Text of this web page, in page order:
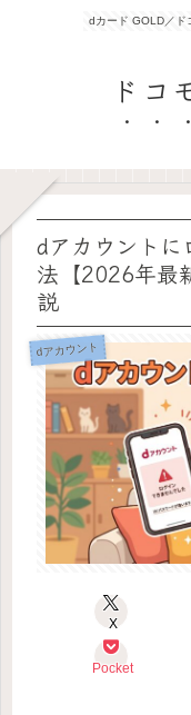
dカード GOLD／ド
ドコ
dアカウントに
法【2026年最
説
dアカウント
X
Pocket